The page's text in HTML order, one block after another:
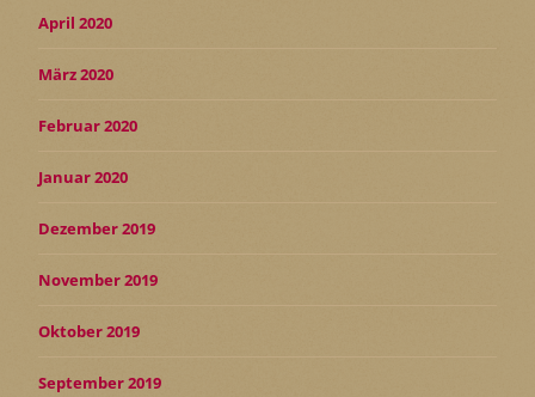
April 2020
März 2020
Februar 2020
Januar 2020
Dezember 2019
November 2019
Oktober 2019
September 2019